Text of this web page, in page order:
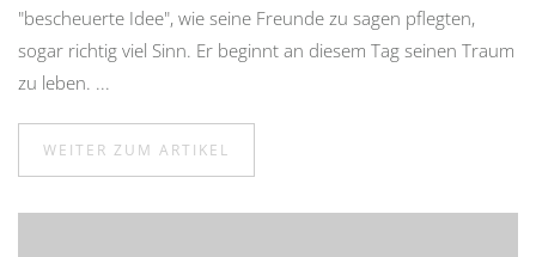
"bescheuerte Idee", wie seine Freunde zu sagen pflegten,
sogar richtig viel Sinn. Er beginnt an diesem Tag seinen Traum
zu leben. ...
WEITER ZUM ARTIKEL